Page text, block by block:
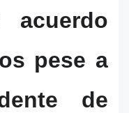
acuerdo
pese a
de